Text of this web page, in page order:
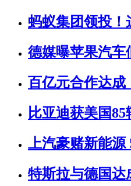
蚂蚁集团领投！
德媒曝苹果汽车
百亿元合作达成
比亚迪获美国
上汽豪赌新能源
特斯拉与德国达